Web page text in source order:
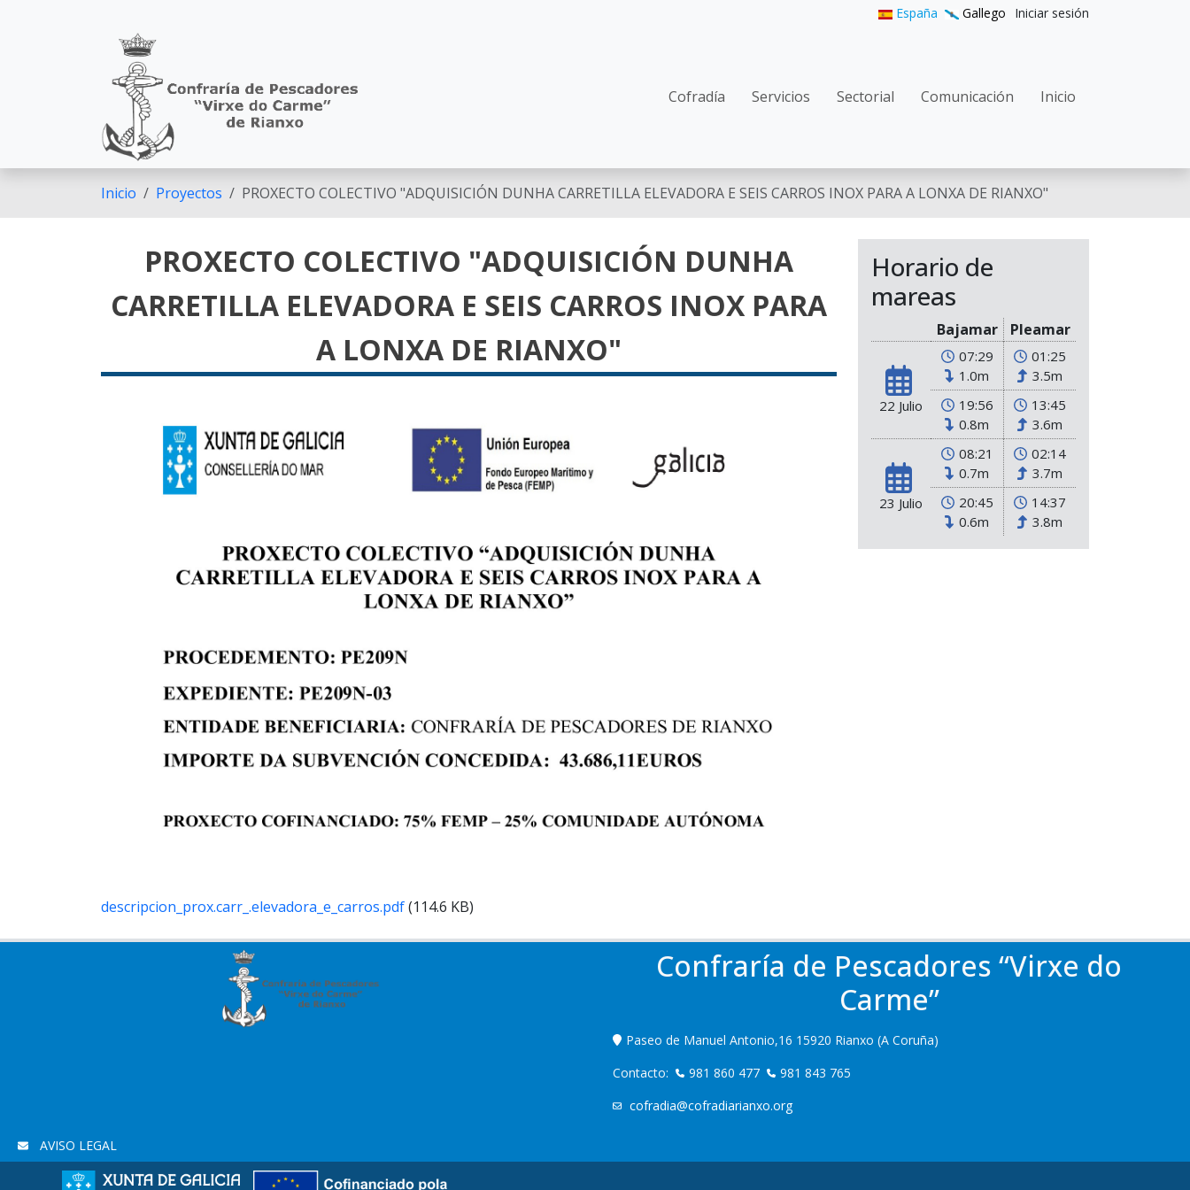
España Gallego User
Iniciar sesión
Main navigation
Cofradía Servicios Sectorial Comunicación Inicio
Inicio Proyectos PROXECTO COLECTIVO "ADQUISICIÓN DUNHA CARRETILLA ELEVADORA E SEIS CARROS INOX PARA A LONXA DE RIANXO"
PROXECTO COLECTIVO "ADQUISICIÓN DUNHA
CARRETILLA ELEVADORA E SEIS CARROS INOX PARA
A LONXA DE RIANXO"
descripcion_prox.carr_.elevadora_e_carros.pdf(114.6 KB)
Horario de
mareas
Bajamar Pleamar
22 Julio
07:29
1.0m
01:25
3.5m
19:56
0.8m
13:45
3.6m
23 Julio
08:21
0.7m
02:14
3.7m
20:45
0.6m
14:37
3.8m
Confraría de Pescadores “Virxe do
Carme”
Paseo de Manuel Antonio,16 15920 Rianxo (A Coruña)
Contacto:
981 860 477
981 843 765
cofradia@cofradiarianxo.org
AVISO LEGAL